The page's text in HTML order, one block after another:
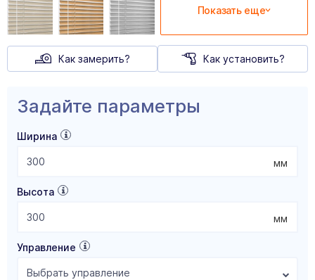
Показать еще
Как замерить? Как установить?
Задайте параметры
Ширина
мм
Высота
мм
Управление
Выбрать управление